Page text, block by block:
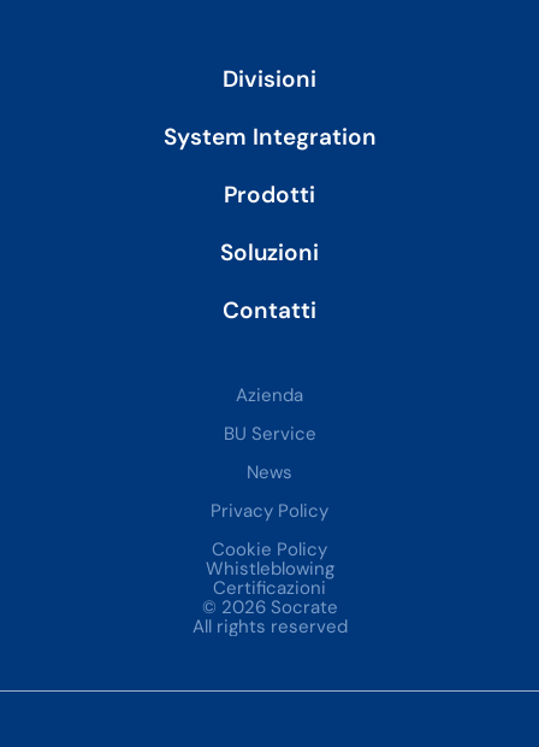
Divisioni
System Integration
Prodotti
Soluzioni
Contatti
Azienda
BU Service
News
Privacy Policy
Cookie Policy
Whistleblowing
Certificazioni
© 2026 Socrate
All rights reserved